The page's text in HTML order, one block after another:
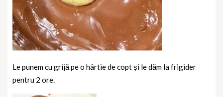
Le punem cu grijă pe o hârtie de copt și le dăm la frigider
pentru 2 ore.